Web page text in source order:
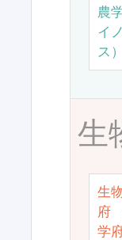
農
イ
ス）
生
生
府
学